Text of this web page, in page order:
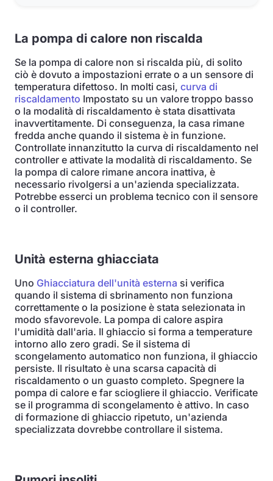
La pompa di calore non riscalda
Se la pompa di calore non si riscalda più, di solito
ciò è dovuto a impostazioni errate o a un sensore di
temperatura difettoso. In molti casi, curva di
riscaldamento Impostato su un valore troppo basso
o la modalità di riscaldamento è stata disattivata
inavvertitamente. Di conseguenza, la casa rimane
fredda anche quando il sistema è in funzione.
Controllate innanzitutto la curva di riscaldamento nel
controller e attivate la modalità di riscaldamento. Se
la pompa di calore rimane ancora inattiva, è
necessario rivolgersi a un'azienda specializzata.
Potrebbe esserci un problema tecnico con il sensore
o il controller.
Unità esterna ghiacciata
Uno Ghiacciatura dell'unità esterna si verifica
quando il sistema di sbrinamento non funziona
correttamente o la posizione è stata selezionata in
modo sfavorevole. La pompa di calore aspira
l'umidità dall'aria. Il ghiaccio si forma a temperature
intorno allo zero gradi. Se il sistema di
scongelamento automatico non funziona, il ghiaccio
persiste. Il risultato è una scarsa capacità di
riscaldamento o un guasto completo. Spegnere la
pompa di calore e far sciogliere il ghiaccio. Verificate
se il programma di scongelamento è attivo. In caso
di formazione di ghiaccio ripetuto, un'azienda
specializzata dovrebbe controllare il sistema.